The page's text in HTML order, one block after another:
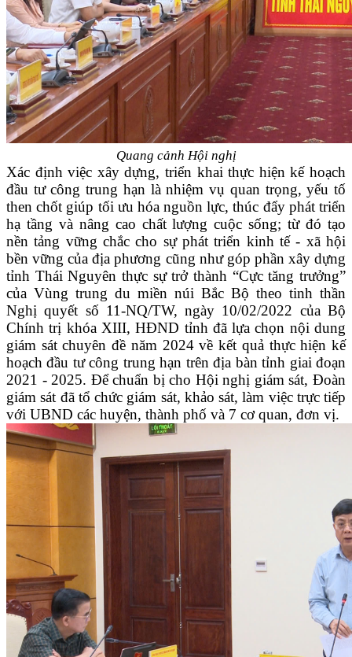
Quang cảnh Hội nghị
Xác định việc xây dựng, triển khai thực hiện kế hoạch
đầu tư công trung hạn là nhiệm vụ quan trọng, yếu tố
then chốt giúp tối ưu hóa nguồn lực, thúc đẩy phát triển
hạ tầng và nâng cao chất lượng cuộc sống; từ đó tạo
nền tảng vững chắc cho sự phát triển kinh tế - xã hội
bền vững của địa phương cũng như góp phần xây dựng
tỉnh Thái Nguyên thực sự trở thành “Cực tăng trưởng”
của Vùng trung du miền núi Bắc Bộ theo tinh thần
Nghị quyết số 11-NQ/TW, ngày 10/02/2022 của Bộ
Chính trị khóa XIII, HĐND tỉnh đã lựa chọn nội dung
giám sát chuyên đề năm 2024 về kết quả thực hiện kế
hoạch đầu tư công trung hạn trên địa bàn tỉnh giai đoạn
2021 - 2025. Để chuẩn bị cho Hội nghị giám sát, Đoàn
giám sát đã tổ chức giám sát, khảo sát, làm việc trực tiếp
với UBND các huyện, thành phố và 7 cơ quan, đơn vị.